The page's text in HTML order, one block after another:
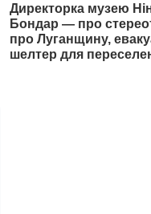
Директорка музею
Бондар — про
про Луганщину,
шелтер для